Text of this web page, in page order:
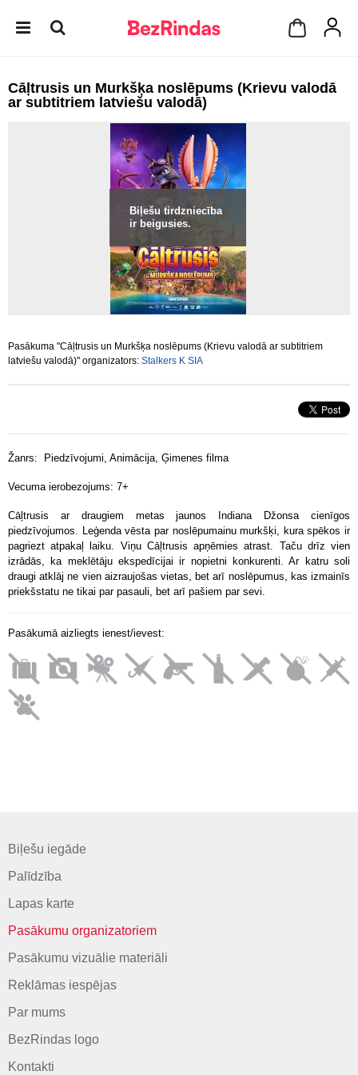
Cāļtrusis un Murkšķa noslēpums (Krievu valodā
ar subtitriem latviešu valodā)
Biļešu tirdzniecība
ir beigusies.
Pasākuma "Cāļtrusis un Murkšķa noslēpums (Krievu valodā ar subtitriem
latviešu valodā)" organizators: Stalkers K SIA
Žanrs: Piedzīvojumi, Animācija, Ģimenes filma
Vecuma ierobezojums: 7+
Cāļtrusis ar draugiem metas jaunos Indiana Džonsa cienīgos
piedzīvojumos. Leģenda vēsta par noslēpumainu murkšķi, kura spēkos ir
pagriezt atpakaļ laiku. Viņu Cāļtrusis apņēmies atrast. Taču drīz vien
izrādās, ka meklētāju ekspedīcijai ir nopietni konkurenti. Ar katru soli
draugi atklāj ne vien aizraujošas vietas, bet arī noslēpumus, kas izmainīs
priekšstatu ne tikai par pasauli, bet arī pašiem par sevi.
Pasākumā aizliegts ienest/ievest:
Biļešu iegāde
Palīdzība
Lapas karte
Pasākumu organizatoriem
Pasākumu vizuālie materiāli
Reklāmas iespējas
Par mums
BezRindas logo
Kontakti